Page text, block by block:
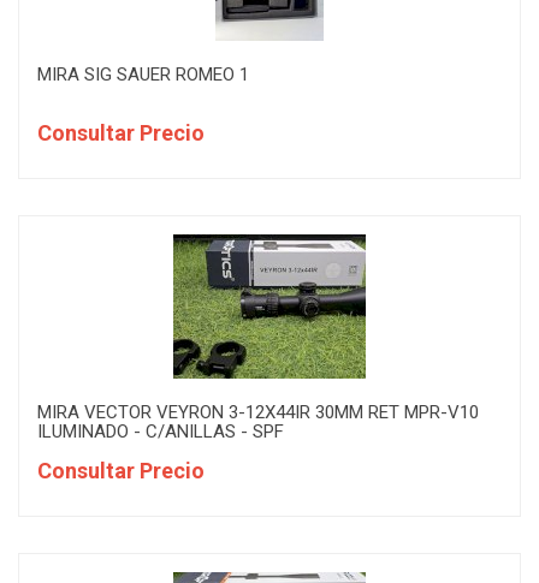
MIRA SIG SAUER ROMEO 1
Consultar Precio
MIRA VECTOR VEYRON 3-12X44IR 30MM RET MPR-V10
ILUMINADO - C/ANILLAS - SPF
Consultar Precio